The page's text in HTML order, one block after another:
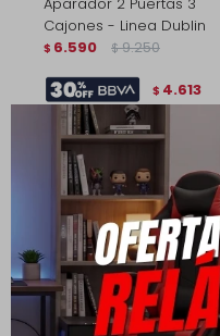
Cajones - Linea Dublin
$ 6.590 $ 9.250
$ 4.613